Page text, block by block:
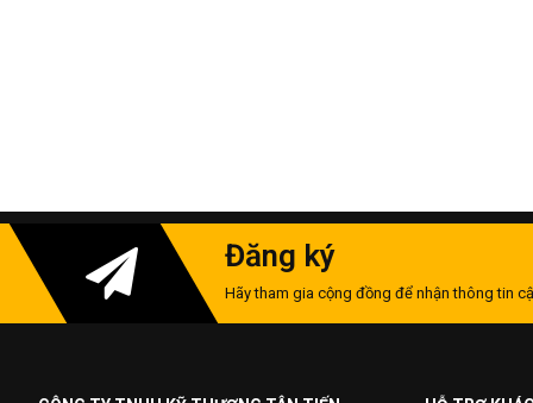
Đăng ký
Hãy tham gia cộng đồng để nhận thông tin